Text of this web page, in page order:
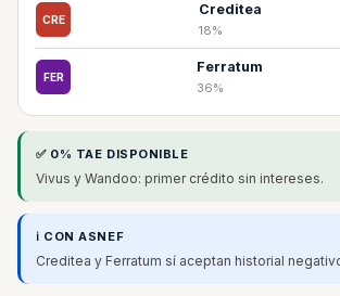
CRE
Creditea
18%
FER
Ferratum
36%
✅ 0% TAE DISPONIBLE
Vivus y Wandoo: primer crédito sin intereses.
ℹ️ CON ASNEF
Creditea y Ferratum sí aceptan historial